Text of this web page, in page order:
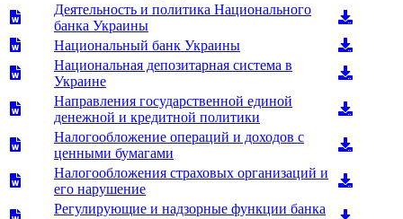
Деятельность и политика Национального
банка Украины
Национальный банк Украины
Национальная депозитарная система в
Украине
Направления государственной единой
денежной и кредитной политики
Налогообложение операций и доходов с
ценными бумагами
Налогообложения страховых организаций и
его нарушение
Регулирующие и надзорные функции банка